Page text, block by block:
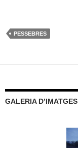
PESSEBRES
GALERIA D’IMATGES